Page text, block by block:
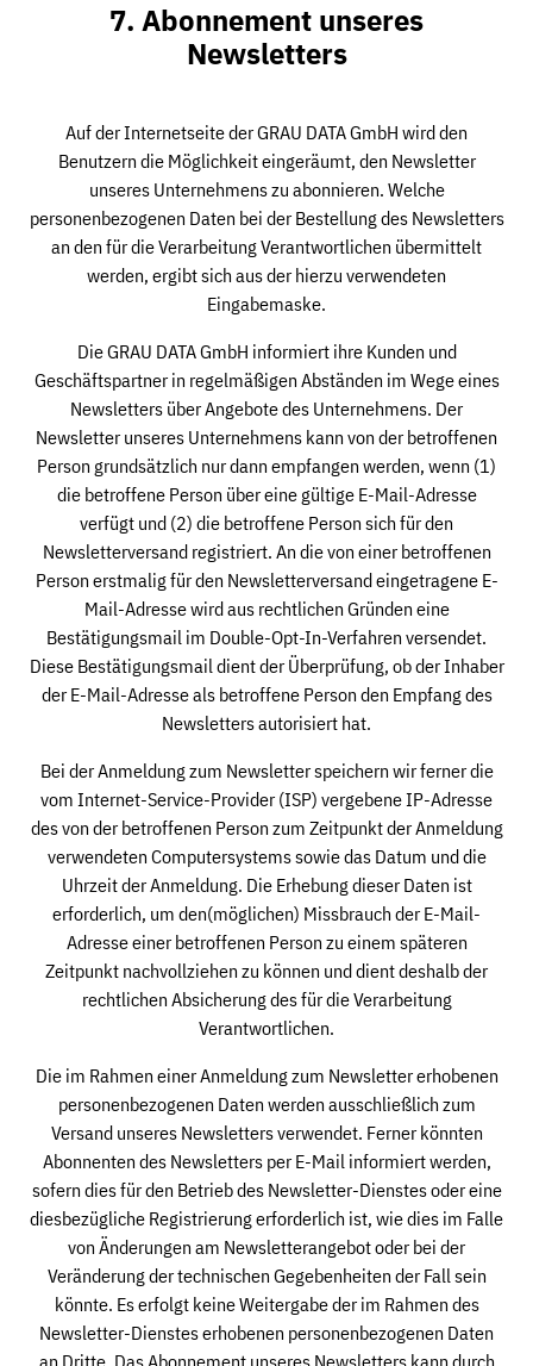
7. Abonnement unseres
Newsletters
Auf der Internetseite der GRAU DATA GmbH wird den
Benutzern die Möglichkeit eingeräumt, den Newsletter
unseres Unternehmens zu abonnieren. Welche
personenbezogenen Daten bei der Bestellung des Newsletters
an den für die Verarbeitung Verantwortlichen übermittelt
werden, ergibt sich aus der hierzu verwendeten
Eingabemaske.
Die GRAU DATA GmbH informiert ihre Kunden und
Geschäftspartner in regelmäßigen Abständen im Wege eines
Newsletters über Angebote des Unternehmens. Der
Newsletter unseres Unternehmens kann von der betroffenen
Person grundsätzlich nur dann empfangen werden, wenn (1)
die betroffene Person über eine gültige E-Mail-Adresse
verfügt und (2) die betroffene Person sich für den
Newsletterversand registriert. An die von einer betroffenen
Person erstmalig für den Newsletterversand eingetragene E-
Mail-Adresse wird aus rechtlichen Gründen eine
Bestätigungsmail im Double-Opt-In-Verfahren versendet.
Diese Bestätigungsmail dient der Überprüfung, ob der Inhaber
der E-Mail-Adresse als betroffene Person den Empfang des
Newsletters autorisiert hat.
Bei der Anmeldung zum Newsletter speichern wir ferner die
vom Internet-Service-Provider (ISP) vergebene IP-Adresse
des von der betroffenen Person zum Zeitpunkt der Anmeldung
verwendeten Computersystems sowie das Datum und die
Uhrzeit der Anmeldung. Die Erhebung dieser Daten ist
erforderlich, um den(möglichen) Missbrauch der E-Mail-
Adresse einer betroffenen Person zu einem späteren
Zeitpunkt nachvollziehen zu können und dient deshalb der
rechtlichen Absicherung des für die Verarbeitung
Verantwortlichen.
Die im Rahmen einer Anmeldung zum Newsletter erhobenen
personenbezogenen Daten werden ausschließlich zum
Versand unseres Newsletters verwendet. Ferner könnten
Abonnenten des Newsletters per E-Mail informiert werden,
sofern dies für den Betrieb des Newsletter-Dienstes oder eine
diesbezügliche Registrierung erforderlich ist, wie dies im Falle
von Änderungen am Newsletterangebot oder bei der
Veränderung der technischen Gegebenheiten der Fall sein
könnte. Es erfolgt keine Weitergabe der im Rahmen des
Newsletter-Dienstes erhobenen personenbezogenen Daten
an Dritte. Das Abonnement unseres Newsletters kann durch